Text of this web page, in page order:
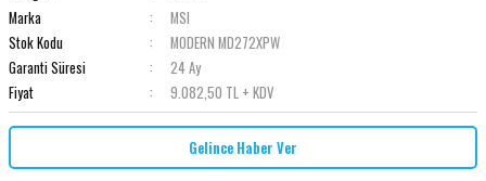
Marka
MSI
Stok Kodu
MODERN MD272XPW
Garanti Süresi
24 Ay
Fiyat
9.082,50 TL + KDV
Gelince Haber Ver